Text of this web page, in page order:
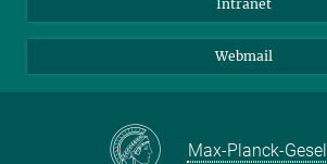
YouTube
Intranet
Webmail
Max-Planck-